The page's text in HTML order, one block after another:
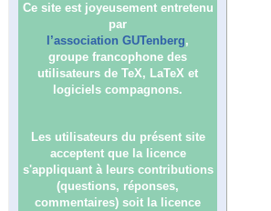
Ce site est joyeusement entretenu
par
l’association GUTenberg,
groupe francophone des
utilisateurs de TeX, LaTeX et
logiciels compagnons.
Les utilisateurs du présent site
acceptent que la licence
s'appliquant à leurs contributions
(questions, réponses,
commentaires) soit la licence